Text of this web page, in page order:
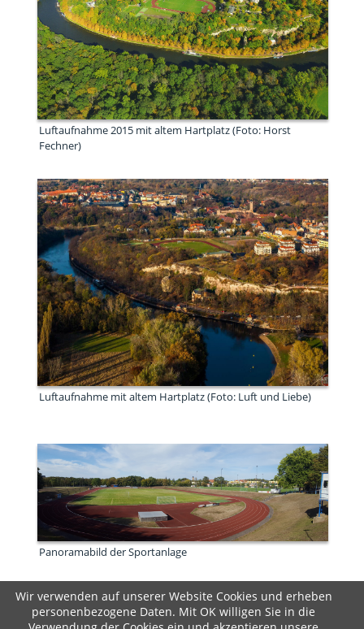
Wir verwenden auf unserer Website Cookies und erheben
personenbezogene Daten. Mit OK willigen Sie in die
Luftaufnahme 2015 mit altem Hartplatz (Foto: Horst
Fechner)
Luftaufnahme mit altem Hartplatz (Foto: Luft und Liebe)
Panoramabild der Sportanlage
Copyright © 2020 Turbine Halle e.V.